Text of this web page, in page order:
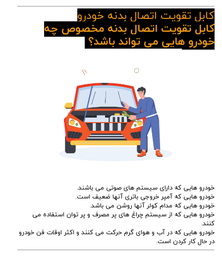
کابل تقویت اتصال بدنه خودرو
کابل تقویت اتصال بدنه مخصوص چه
خودرو هایی می تواند باشد؟
خودرو هایی که دارای سیستم های صوتی می باشند.
خودرو هایی که آمپر خروجی باتری آنها ضعیف است.
خودرو هایی که مدام کولر آنها روشن می باشد.
خودرو هایی که از سیستم چراغ های پر مصرف و پر توان استفاده می
کنند.
خودرو هایی که در آب و هوای گرم حرکت می کنند و اکثر اوقات فن خودرو
در حال کار کردن است.